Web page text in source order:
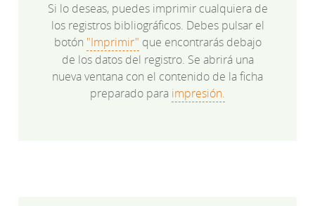
Si lo deseas, puedes imprimir cualquiera de
los registros bibliográficos. Debes pulsar el
botón "Imprimir" que encontrarás debajo
de los datos del registro. Se abrirá una
nueva ventana con el contenido de la ficha
preparado para impresión.